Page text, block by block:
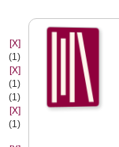
[X]
(1)
[X]
(1)
(1)
[X]
(1)